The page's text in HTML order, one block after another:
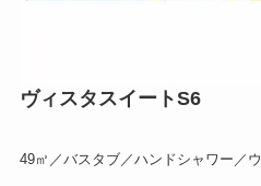
ヴィスタスイートS6
49㎡／バスタブ／ハンドシャワー／